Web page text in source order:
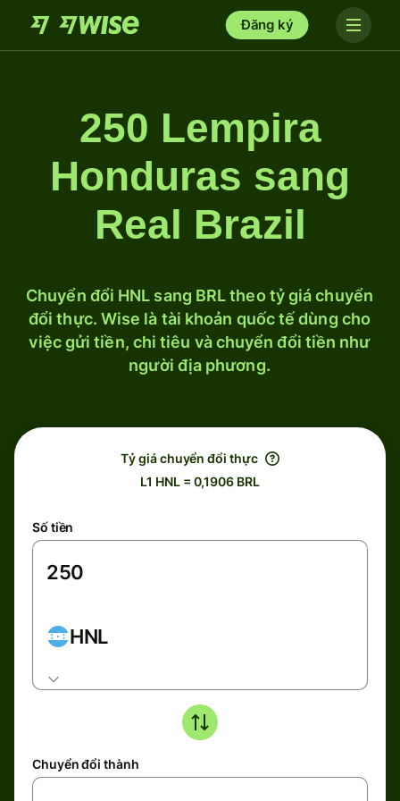
Đăng ký
250 Lempira
Honduras sang
Real Brazil
Chuyển đổi HNL sang BRL theo tỷ giá chuyển
đổi thực. Wise là tài khoản quốc tế dùng cho
việc gửi tiền, chi tiêu và chuyển đổi tiền như
người địa phương.
Tỷ giá chuyển đổi thực
L1 HNL = 0,1906 BRL
Số tiền
HNL
Chuyển đổi thành